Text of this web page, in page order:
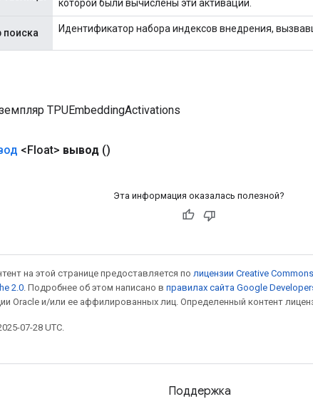
которой были вычислены эти активации.
поиска Идентификатор набора индексов внедрения,
TPUEmbeddingActivations
<Float> вывод ()
Эта информация оказалась полезной?
на этой странице предоставляется по лицензии Creative
2.0 . Подробнее об этом написано в правилах сайта Google
Oracle и/или ее аффилированных лиц. Определенный контент
07-28 UTC.
Поддержка